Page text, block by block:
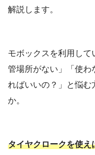
解説します。
モボックスを利用し
管場所がない」「使わ
ればいいの？」と悩む
か。
タイヤクロークを使